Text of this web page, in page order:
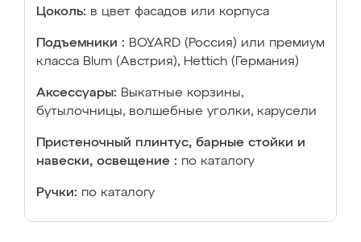
Цоколь: в цвет фасадов или корпуса
Подъемники : BOYARD (Россия) или премиум
класса Blum (Австрия), Hettich (Германия)
Аксессуары: Выкатные корзины,
бутылочницы, волшебные уголки, карусели
Пристеночный плинтус, барные стойки и
навески, освещение : по каталогу
Ручки: по каталогу